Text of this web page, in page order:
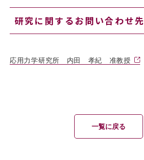
研究に関するお問い合わせ先
応用力学研究所 内田 孝紀 准教授
一覧に戻る